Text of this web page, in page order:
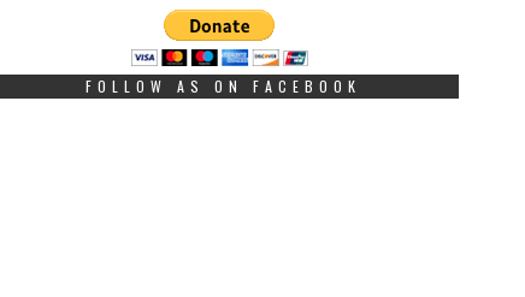
FOLLOW AS ON FACEBOOK